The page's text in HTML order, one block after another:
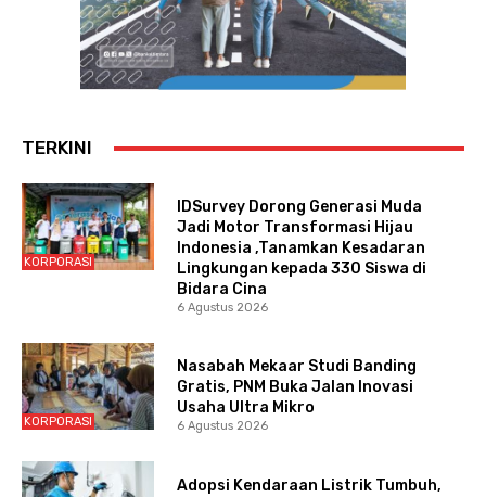
TERKINI
KORPORASI
IDSurvey Dorong Generasi Muda
Jadi Motor Transformasi Hijau
Indonesia ,Tanamkan Kesadaran
Lingkungan kepada 330 Siswa di
Bidara Cina
6 Agustus 2026
KORPORASI
Nasabah Mekaar Studi Banding
Gratis, PNM Buka Jalan Inovasi
Usaha Ultra Mikro
6 Agustus 2026
Adopsi Kendaraan Listrik Tumbuh,